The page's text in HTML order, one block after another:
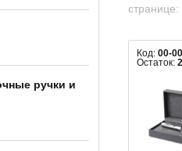
ручки и
странице:
Код: 00-
Остаток: 2